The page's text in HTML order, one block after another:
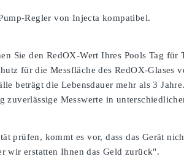
Regler von Injecta kompatibel.
Sie den RedOX-Wert Ihres Pools Tag für
für die Messfläche des RedOX-Glases
beträgt die Lebensdauer mehr als 3
zuverlässige Messwerte in
prüfen, kommt es vor, dass das Gerät
wir erstatten Ihnen das Geld zurück".